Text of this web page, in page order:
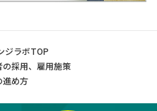
ジラボTOP
の採用、雇用施策
進め方